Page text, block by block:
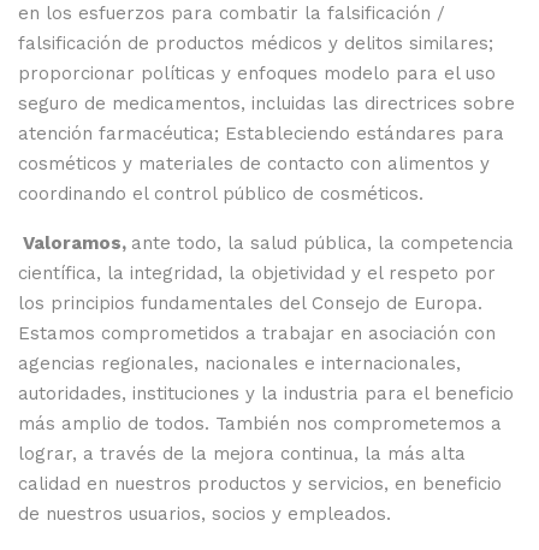
en los esfuerzos para combatir la falsificación /
falsificación de productos médicos y delitos similares;
proporcionar políticas y enfoques modelo para el uso
seguro de medicamentos, incluidas las directrices sobre
atención farmacéutica; Estableciendo estándares para
cosméticos y materiales de contacto con alimentos y
coordinando el control público de cosméticos.
Valoramos, ante todo, la salud pública, la competencia
científica, la integridad, la objetividad y el respeto por
los principios fundamentales del Consejo de Europa.
Estamos comprometidos a trabajar en asociación con
agencias regionales, nacionales e internacionales,
autoridades, instituciones y la industria para el beneficio
más amplio de todos. También nos comprometemos a
lograr, a través de la mejora continua, la más alta
calidad en nuestros productos y servicios, en beneficio
de nuestros usuarios, socios y empleados.